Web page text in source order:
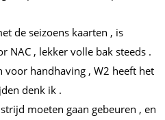
de seizoens kaarten , is
NAC , lekker volle bak steeds .
voor handhaving , W2 heeft het
denk ik .
moeten gaan gebeuren , en